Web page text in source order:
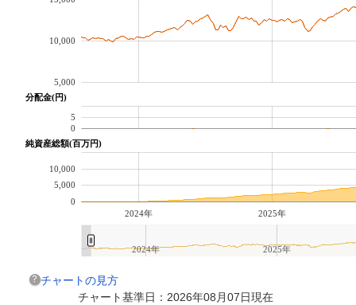
5,000
10,000
分配金(円)
0
5
純資産総額(百万円)
2024年 2025年
0
5,000
10,000
2024年 2025年
チャートの見方
チャート基準日：2026年08月07日現在